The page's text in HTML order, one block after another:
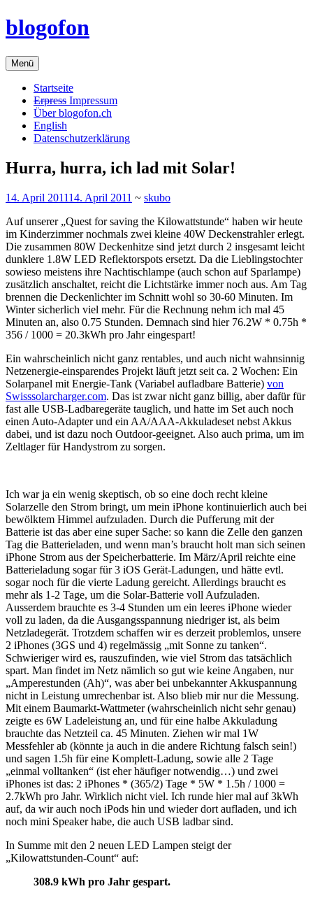
Zum
Inhalt
blogofon
Menü
Startseite
Erpress Impressum
Über blogofon.ch
English
Datenschutzerklärung
Hurra, hurra, ich lad mit Solar!
14. April 201114. April 2011 ~ skubo
Auf unserer „Quest for saving the Kilowattstunde“ haben wir heute
im Kinderzimmer nochmals zwei kleine 40W Deckenstrahler erlegt.
Die zusammen 80W Deckenhitze sind jetzt durch 2 insgesamt leicht
dunklere 1.8W LED Reflektorspots ersetzt. Da die Lieblingstochter
sowieso meistens ihre Nachtischlampe (auch schon auf Sparlampe)
zusätzlich anschaltet, reicht die Lichtstärke immer noch aus. Am Tag
brennen die Deckenlichter im Schnitt wohl so 30-60 Minuten. Im
Winter sicherlich viel mehr. Für die Rechnung nehm ich mal 45
Minuten an, also 0.75 Stunden. Demnach sind hier 76.2W * 0.75h *
356 / 1000 = 20.3kWh pro Jahr eingespart!
Ein wahrscheinlich nicht ganz rentables, und auch nicht wahnsinnig
Netzenergie-einsparendes Projekt läuft jetzt seit ca. 2 Wochen: Ein
Solarpanel mit Energie-Tank (Variabel aufladbare Batterie) von
Swisssolarcharger.com. Das ist zwar nicht ganz billig, aber dafür für
fast alle USB-Ladbaregeräte tauglich, und hatte im Set auch noch
einen Auto-Adapter und ein AA/AAA-Akkuladeset nebst Akkus
dabei, und ist dazu noch Outdoor-geeignet. Also auch prima, um im
Zeltlager für Handystrom zu sorgen.
Ich war ja ein wenig skeptisch, ob so eine doch recht kleine
Solarzelle den Strom bringt, um mein iPhone kontinuierlich auch bei
bewölktem Himmel aufzuladen. Durch die Pufferung mit der
Batterie ist das aber eine super Sache: so kann die Zelle den ganzen
Tag die Batterieladen, und wenn man’s braucht holt man sich seinen
iPhone Strom aus der Speicherbatterie. Im März/April reichte eine
Batterieladung sogar für 3 iOS Gerät-Ladungen, und hätte evtl.
sogar noch für die vierte Ladung gereicht. Allerdings braucht es
mehr als 1-2 Tage, um die Solar-Batterie voll Aufzuladen.
Ausserdem brauchte es 3-4 Stunden um ein leeres iPhone wieder
voll zu laden, da die Ausgangsspannung niedriger ist, als beim
Netzladegerät. Trotzdem schaffen wir es derzeit problemlos, unsere
2 iPhones (3GS und 4) regelmässig „mit Sonne zu tanken“.
Schwieriger wird es, rauszufinden, wie viel Strom das tatsächlich
spart. Man findet im Netz nämlich so gut wie keine Angaben, nur
„Amperestunden (Ah)“, was aber bei unbekannter Akkuspannung
nicht in Leistung umrechenbar ist. Also blieb mir nur die Messung.
Mit einem Baumarkt-Wattmeter (wahrscheinlich nicht sehr genau)
zeigte es 6W Ladeleistung an, und für eine halbe Akkuladung
brauchte das Netzteil ca. 45 Minuten. Ziehen wir mal 1W
Messfehler ab (könnte ja auch in die andere Richtung falsch sein!)
und sagen 1.5h für eine Komplett-Ladung, sowie alle 2 Tage
„einmal volltanken“ (ist eher häufiger notwendig…) und zwei
iPhones ist das: 2 iPhones * (365/2) Tage * 5W * 1.5h / 1000 =
2.7kWh pro Jahr. Wirklich nicht viel. Ich runde hier mal auf 3kWh
auf, da wir auch noch iPods hin und wieder dort aufladen, und ich
noch mini Speaker habe, die auch USB ladbar sind.
In Summe mit den 2 neuen LED Lampen steigt der
„Kilowattstunden-Count“ auf:
308.9 kWh pro Jahr gespart.